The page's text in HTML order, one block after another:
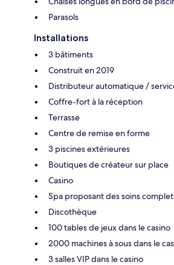
Parasols
Installations
3 bâtiments
Construit en 2019
Distributeur automatique /
Coffre-fort à la réception
Terrasse
Centre de remise en forme
3 piscines extérieures
Boutiques de créateur sur place
Casino
Spa proposant des soins
Discothèque
100 tables de jeux dans le casino
2000 machines à sous dans le
3 salles VIP dans le casino